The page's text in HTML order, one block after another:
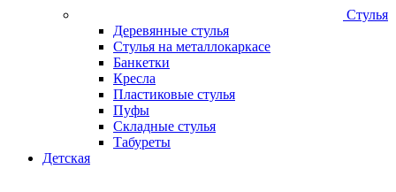
Стулья
Деревянные стулья
Стулья на металлокаркасе
Банкетки
Кресла
Пластиковые стулья
Пуфы
Складные стулья
Табуреты
Детская